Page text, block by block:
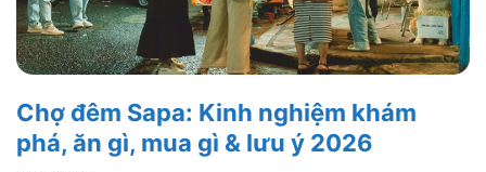
Chợ đêm Sapa: Kinh nghiệm khám
phá, ăn gì, mua gì & lưu ý 2026